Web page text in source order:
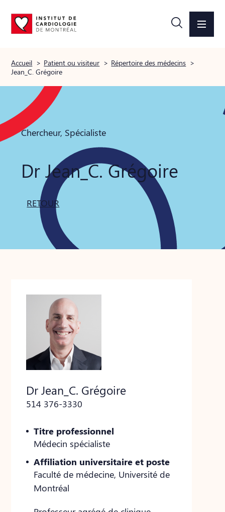
Accueil > Patient ou visiteur > Répertoire des médecins >
Jean_C. Grégoire
Chercheur, Spécialiste
Dr Jean_C. Grégoire
RETOUR
Dr Jean_C. Grégoire
514 376-3330
Titre professionnel
Médecin spécialiste
Affiliation universitaire et poste
Faculté de médecine, Université de
Montréal